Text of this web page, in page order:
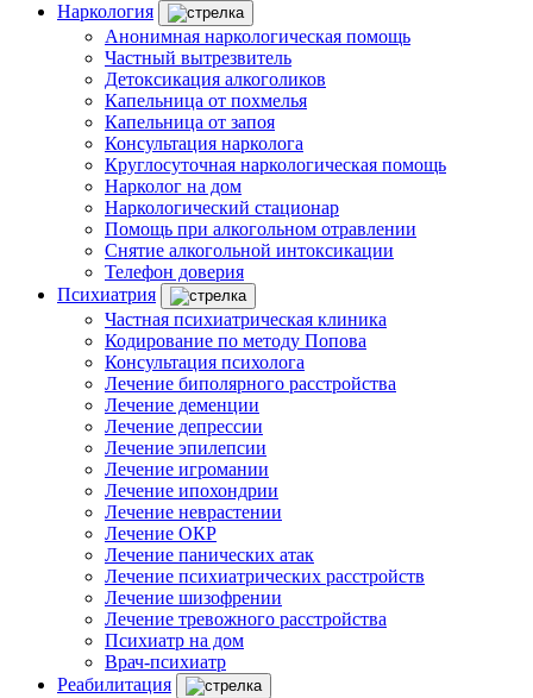
Наркология
Анонимная наркологическая помощь
Частный вытрезвитель
Детоксикация алкоголиков
Капельница от похмелья
Капельница от запоя
Консультация нарколога
Круглосуточная наркологическая помощь
Нарколог на дом
Наркологический стационар
Помощь при алкогольном отравлении
Снятие алкогольной интоксикации
Телефон доверия
Психиатрия
Частная психиатрическая клиника
Кодирование по методу Попова
Консультация психолога
Лечение биполярного расстройства
Лечение деменции
Лечение депрессии
Лечение эпилепсии
Лечение игромании
Лечение ипохондрии
Лечение неврастении
Лечение ОКР
Лечение панических атак
Лечение психиатрических расстройств
Лечение шизофрении
Лечение тревожного расстройства
Психиатр на дом
Врач-психиатр
Реабилитация